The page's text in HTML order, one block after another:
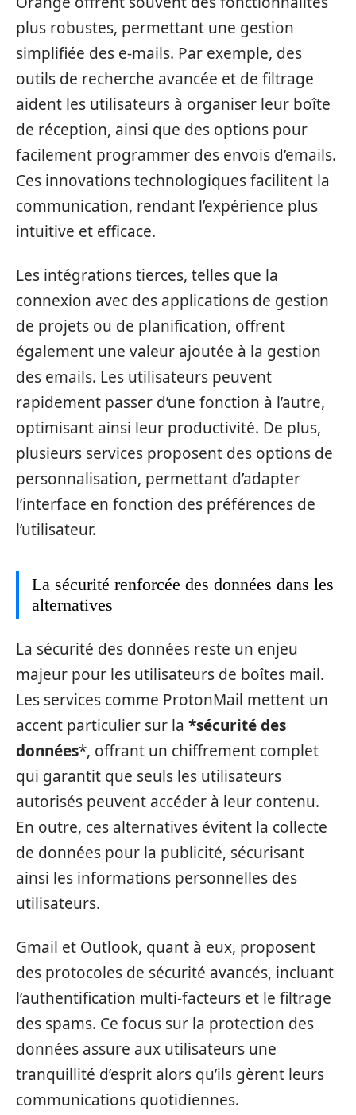
plus robustes, permettant une gestion
simplifiée des e-mails. Par exemple, des
outils de recherche avancée et de filtrage
aident les utilisateurs à organiser leur boîte
de réception, ainsi que des options pour
facilement programmer des envois d’emails.
Ces innovations technologiques facilitent la
communication, rendant l’expérience plus
intuitive et efficace.
Les intégrations tierces, telles que la
connexion avec des applications de gestion
de projets ou de planification, offrent
également une valeur ajoutée à la gestion
des emails. Les utilisateurs peuvent
rapidement passer d’une fonction à l’autre,
optimisant ainsi leur productivité. De plus,
plusieurs services proposent des options de
personnalisation, permettant d’adapter
l’interface en fonction des préférences de
l’utilisateur.
La sécurité renforcée des données dans les
alternatives
La sécurité des données reste un enjeu
majeur pour les utilisateurs de boîtes mail.
Les services comme ProtonMail mettent un
accent particulier sur la *sécurité des
données*, offrant un chiffrement complet
qui garantit que seuls les utilisateurs
autorisés peuvent accéder à leur contenu.
En outre, ces alternatives évitent la collecte
de données pour la publicité, sécurisant
ainsi les informations personnelles des
utilisateurs.
Gmail et Outlook, quant à eux, proposent
des protocoles de sécurité avancés, incluant
l’authentification multi-facteurs et le filtrage
des spams. Ce focus sur la protection des
données assure aux utilisateurs une
tranquillité d’esprit alors qu’ils gèrent leurs
communications quotidiennes.